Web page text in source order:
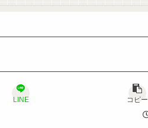
LINE
コピー